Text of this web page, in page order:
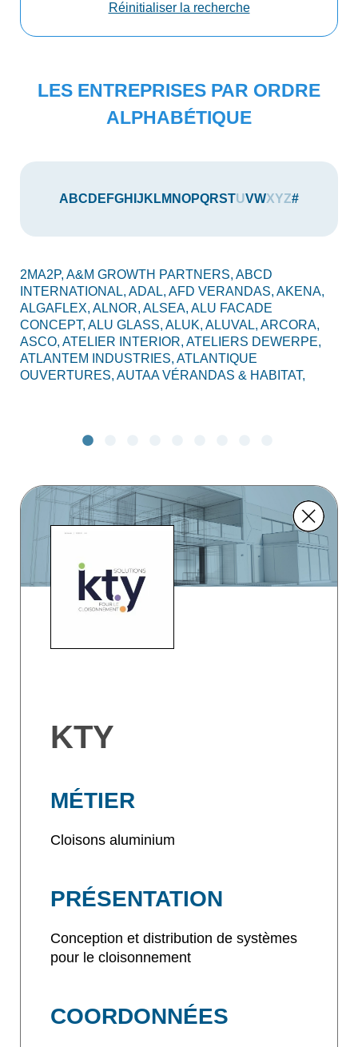
Réinitialiser la recherche
LES ENTREPRISES PAR ORDRE
ALPHABÉTIQUE
A BC D E FGH J K LM NOPQRSTUVWXYZ#
2MA2P, A&M GROWTH PARTNERS, ABCD
INTERNATIONAL, ADAL, AFD VERANDAS, AKENA,
ALGAFLEX, ALNOR, ALSEA, ALU FACADE
CONCEPT, ALU GLASS, ALUK, ALUVAL, ARCORA,
ASCO, ATELIER INTERIOR, ATELIERS DEWERPE,
ATLANTEM INDUSTRIES, ATLANTIQUE
OUVERTURES, AUTAA VÉRANDAS & HABITAT,
KTY
MÉTIER
Cloisons aluminium
PRÉSENTATION
Conception et distribution de systèmes
pour le cloisonnement
COORDONNÉES